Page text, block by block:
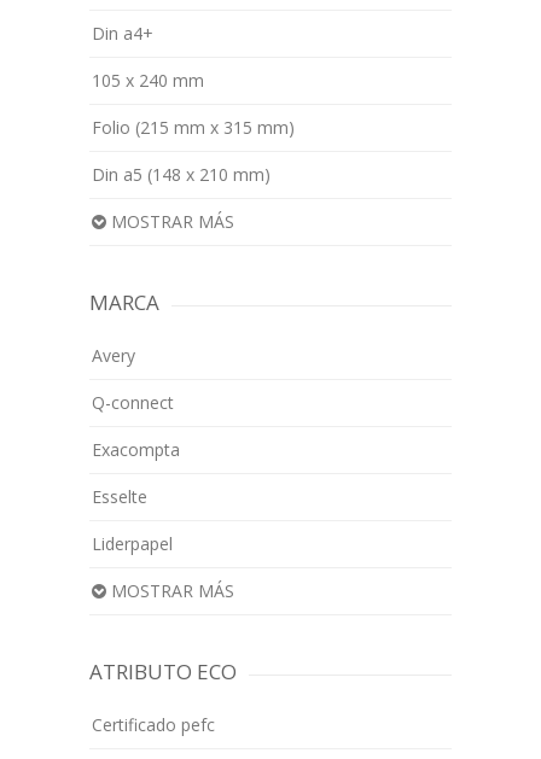
Din a4+
105 x 240 mm
Folio (215 mm x 315 mm)
Din a5 (148 x 210 mm)
MOSTRAR MÁS
MARCA
Avery
Q-connect
Exacompta
Esselte
Liderpapel
MOSTRAR MÁS
ATRIBUTO ECO
Certificado pefc